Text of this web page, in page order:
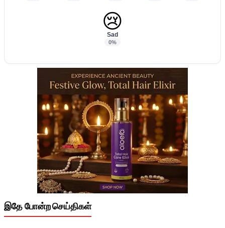
😢
Sad
0%
இதே போன்ற செய்திகள்